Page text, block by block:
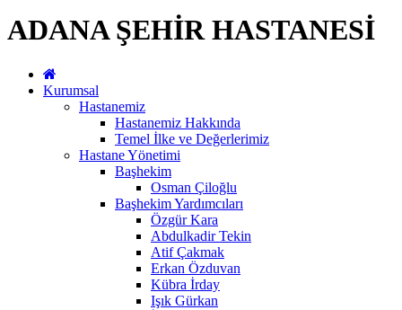
ADANA ŞEHİR HASTANESİ
Kurumsal
Hastanemiz
Hastanemiz Hakkında
Temel İlke ve Değerlerimiz
Hastane Yönetimi
Başhekim
Osman Çiloğlu
Başhekim Yardımcıları
Özgür Kara
Abdulkadir Tekin
Atif Çakmak
Erkan Özduvan
Kübra İrday
Işık Gürkan